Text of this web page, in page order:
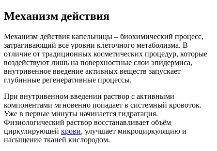
Механизм действия
Механизм действия капельницы – биохимический процесс,
затрагивающий все уровни клеточного метаболизма. В
отличие от традиционных косметических процедур, которые
воздействуют лишь на поверхностные слои эпидермиса,
внутривенное введение активных веществ запускает
глубинные регенеративные процессы.
При внутривенном введении раствор с активными
компонентами мгновенно попадает в системный кровоток.
Уже в первые минуты начинается гидратация.
Физиологический раствор восстанавливает объём
циркулирующей крови, улучшает микроциркуляцию и
насыщение тканей кислородом.